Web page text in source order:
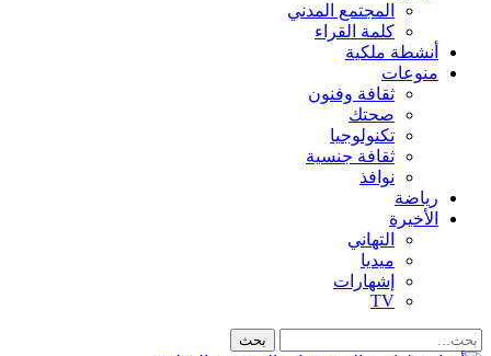
المجتمع المدني
كلمة القراء
أنشطة ملكية
منوعات
ثقافة وفنون
صحتك
تكنولوجيا
ثقافة جنسية
نوافذ
رياضة
الأخيرة
التهاني
ميديا
إشهارات
TV